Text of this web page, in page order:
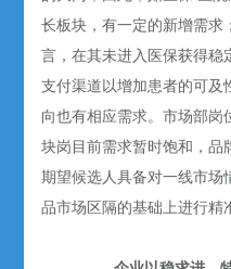
长板块，有一定的新增需求
言，在其未进入医保获得稳
支付渠道以增加患者的可及
向也有相应需求。市场部岗
块岗目前需求暂时饱和，品
期望候选人具备对一线市场
品市场区隔的基础上进行精